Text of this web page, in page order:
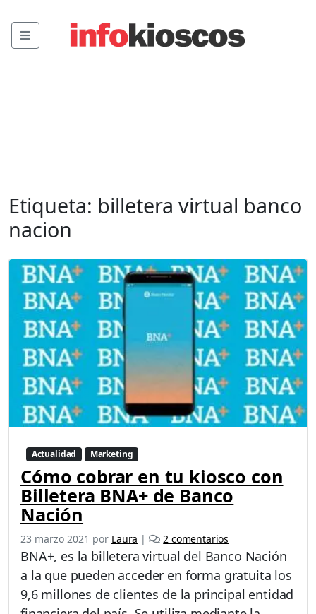
Menu
Etiqueta: billetera virtual banco
nacion
Actualidad Marketing
Cómo cobrar en tu kiosco con
Billetera BNA+ de Banco
Nación
23 marzo 2021 por Laura | 2 comentarios
n
ó
m
o
BNA+, es la billetera virtual del Banco Nación
a la que pueden acceder en forma gratuita los
9,6 millones de clientes de la principal entidad